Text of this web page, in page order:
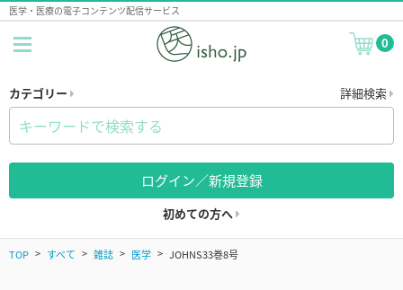
医学・医療の電子コンテンツ配信サービス
0
カテゴリー 詳細検索
ログイン／新規登録
初めての方へ
TOP すべて 雑誌 医学 JOHNS33巻8号